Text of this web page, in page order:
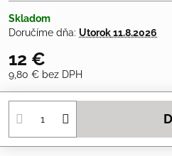
Skladom
Doručíme dňa: Utorok11.8.2026
12 €
9,80 € bez DPH